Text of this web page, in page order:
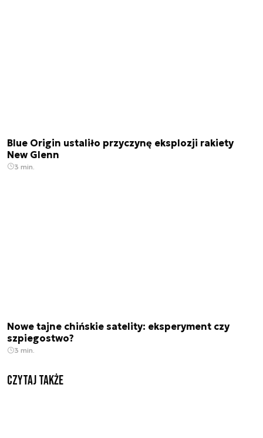
Blue Origin ustaliło przyczynę eksplozji rakiety
New Glenn
3 min.
Nowe tajne chińskie satelity: eksperyment czy
szpiegostwo?
3 min.
Czytaj także